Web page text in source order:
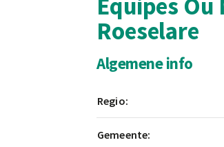
Équipes Ou
Roeselare
Algemene info
Regio:
Gemeente: